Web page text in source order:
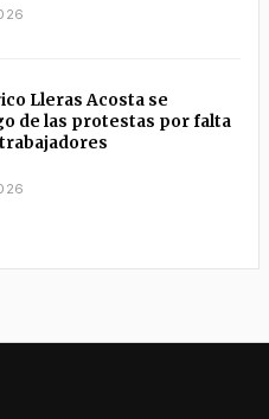
Lleras Acosta se
de las protestas por falta